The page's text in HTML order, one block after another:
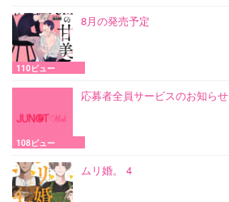
8月の発売予定
110ビュー
応募者全員サービスのお知らせ
108ビュー
ムリ婚。 4